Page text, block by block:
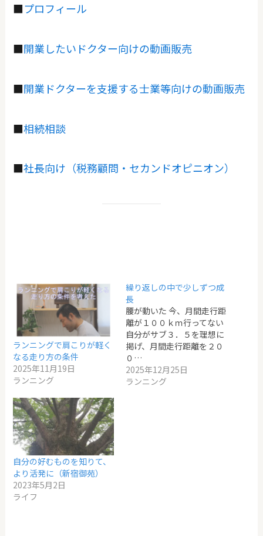
■プロフィール
■開業したいドクター向けの動画販売
■開業ドクターを支援する士業等向けの動画販売
■相続相談
■社長向け（税務顧問・セカンドオピニオン）
ランニングで肩こりが軽く
なる走り方の条件
2025年11月19日
ランニング
繰り返しの中で少しずつ成
長
腰が動いた 今、月間走行距
離が１００ｋｍ行ってない
自分がサブ３．５を理想に
掲げ、月間走行距離を２０
０…
2025年12月25日
ランニング
自分の好むものを知りて、
より活発に（新宿御苑）
2023年5月2日
ライフ